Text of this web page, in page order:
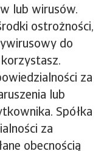
lub wirusów.
ostrożności,
do
za
lub
Spółka
za
obecnością